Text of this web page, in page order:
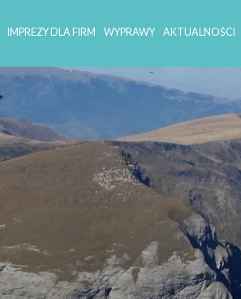
IMPREZY DLA FIRM WYPRAWY AKTUALNOŚCI